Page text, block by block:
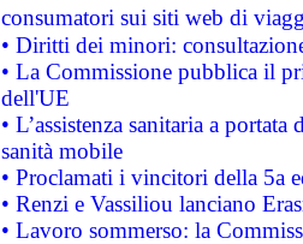
consumatori sui siti web di
• Diritti dei minori:
• La Commissione pubblica il
dell'UE
• L’assistenza sanitaria a
sanità mobile
• Proclamati i vincitori della 5a
• Renzi e Vassiliou lanciano
• Lavoro sommerso: la